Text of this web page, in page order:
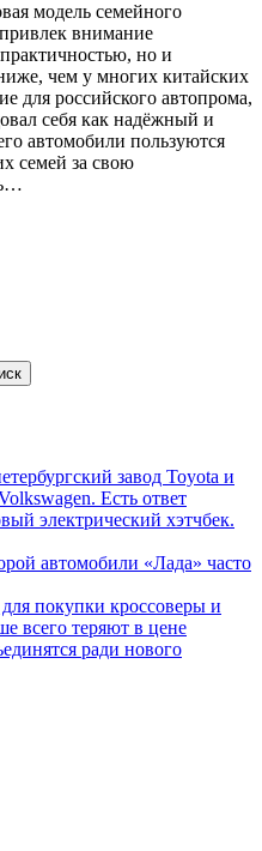
модель семейного
внимание
но и
чем у многих китайских
для российского автопрома,
себя как надёжный и
автомобили пользуются
семей за свою
завод Toyota и
Есть ответ
электрический хэтчбек.
автомобили «Лада» часто
покупки кроссоверы и
всего теряют в цене
ради нового